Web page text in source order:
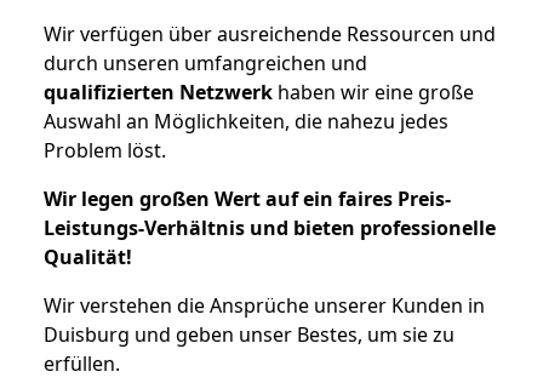
Wir verfügen über ausreichende Ressourcen und
durch unseren umfangreichen und
qualifizierten Netzwerk haben wir eine große
Auswahl an Möglichkeiten, die nahezu jedes
Problem löst.
Wir legen großen Wert auf ein faires Preis-
Leistungs-Verhältnis und bieten professionelle
Qualität!
Wir verstehen die Ansprüche unserer Kunden in
Duisburg und geben unser Bestes, um sie zu
erfüllen.